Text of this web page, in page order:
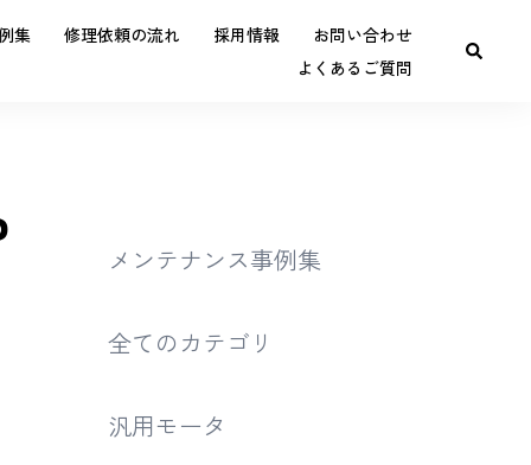
集 修理依頼の流れ 採用情報
お問い合わせ
よくあるご質問
メンテナンス事例集
全てのカテゴリ
汎用モータ